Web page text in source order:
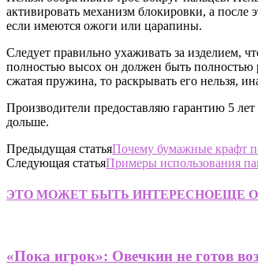
активировать механизм блокировки, а
если имеются ожоги или царапины.
Следует правильно ухаживать за изделием,
полностью высох он должен быть полностью
сжатая пружина, то раскрывать его нельзя,
Производители предоставляю гарантию 5
дольше.
Предыдущая статьяПочему бумажные крафт
Следующая статьяПримеры использования
ЭТО МОЖЕТ БЫТЬ ИНТЕРЕСНОЕЩЕ
«Пока игрок»: Овечкин не готов